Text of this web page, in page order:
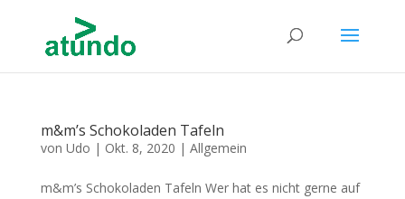
m&m’s Schokoladen Tafeln
von Udo | Okt. 8, 2020 | Allgemein
m&m’s Schokoladen Tafeln Wer hat es nicht gerne auf